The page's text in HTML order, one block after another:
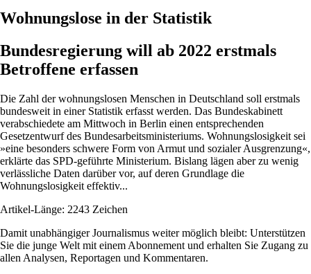
Wohnungslose in der Statistik
Bundesregierung will ab 2022 erstmals
Betroffene erfassen
Die Zahl der wohnungslosen Menschen in Deutschland soll erstmals
bundesweit in einer Statistik erfasst werden. Das Bundeskabinett
verabschiedete am Mittwoch in Berlin einen entsprechenden
Gesetzentwurf des Bundesarbeitsministeriums. Wohnungslosigkeit sei
»eine besonders schwere Form von Armut und sozialer Ausgrenzung«,
erklärte das SPD-geführte Ministerium. Bislang lägen aber zu wenig
verlässliche Daten darüber vor, auf deren Grundlage die
Wohnungslosigkeit effektiv...
Artikel-Länge: 2243 Zeichen
Damit unabhängiger Journalismus weiter möglich bleibt: Unterstützen
Sie die junge Welt mit einem Abonnement und erhalten Sie Zugang zu
allen Analysen, Reportagen und Kommentaren.